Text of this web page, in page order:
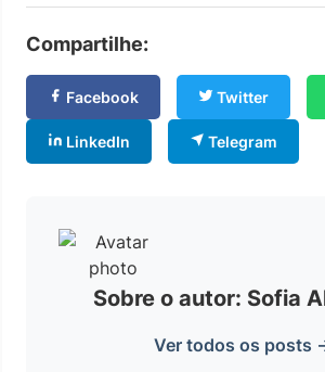
Compartilhe:
Facebook Twitter
LinkedIn Telegram
Sobre o autor: Sofia
Ver todos os posts